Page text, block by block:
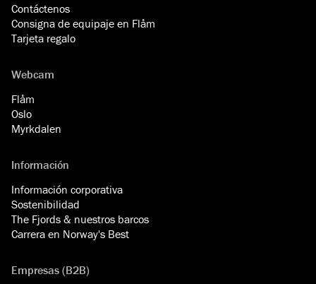
Contáctenos
Consigna de equipaje en Flåm
Tarjeta regalo
Webcam
Flåm
Oslo
Myrkdalen
Información
Información corporativa
Sostenibilidad
The Fjords & nuestros barcos
Carrera en Norway's Best
Empresas (B2B)